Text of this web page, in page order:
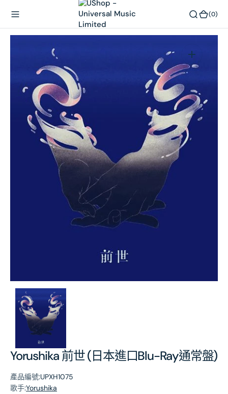
(0)
Yorushika 前世 (日本進口Blu-Ray通常盤)
產品編號:UPXH1075
歌手:Yorushika
在
簿
開
啟
張